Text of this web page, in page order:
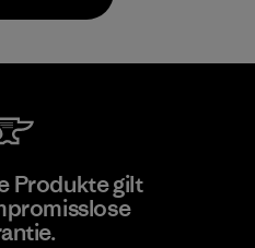
Ltd. - Asialine
Produkte gilt